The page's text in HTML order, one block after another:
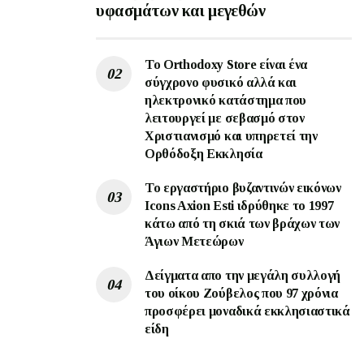
υφασμάτων και μεγεθών
Το Orthodoxy Store είναι ένα
σύγχρονο φυσικό αλλά και
ηλεκτρονικό κατάστημα που
λειτουργεί με σεβασμό στον
Χριστιανισμό και υπηρετεί την
Ορθόδοξη Εκκλησία
To εργαστήριο βυζαντινών εικόνων
Ιcons Axion Esti ιδρύθηκε το 1997
κάτω από τη σκιά των βράχων των
Άγιων Μετεώρων
Δείγματα απο την μεγάλη συλλογή
του οίκου Ζούβελος που 97 χρόνια
προσφέρει μοναδικά εκκλησιαστικά
είδη